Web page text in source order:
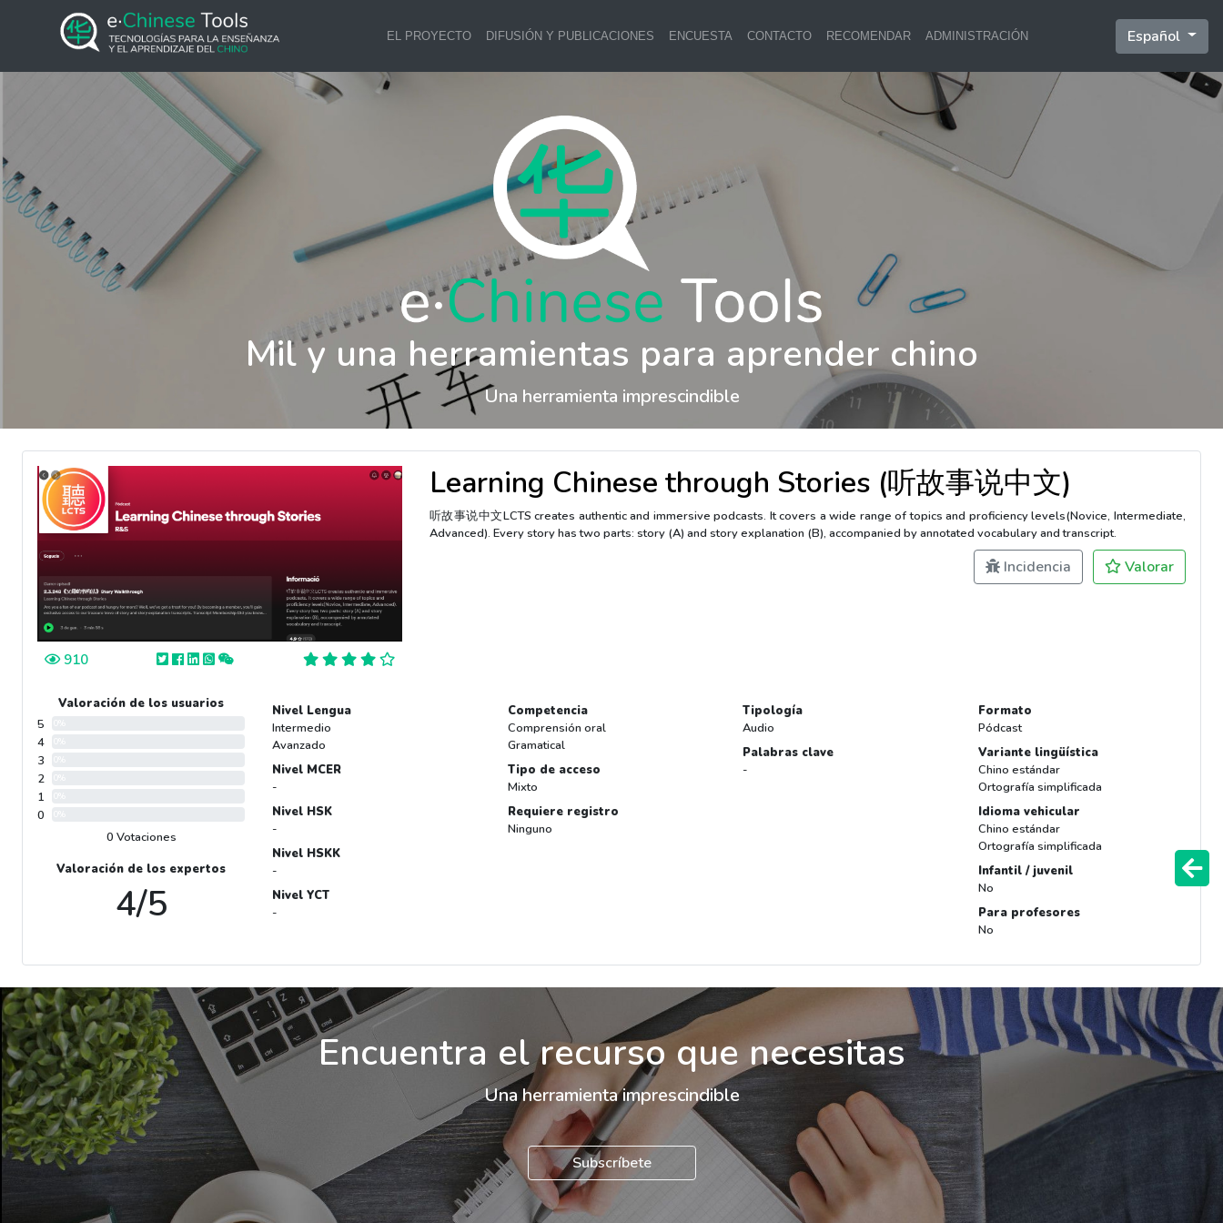
EL PROYECTO DIFUSIÓN Y PUBLICACIONES ENCUESTA CONTACTO RECOMENDAR ADMINISTRACIÓN Español
Mil y una herramientas para aprender chino
Una herramienta imprescindible
910
Learning Chinese through Stories (听故事说中文)
听故事说中文LCTS creates authentic and immersive podcasts. It covers a wide range of topics and proficiency levels(Novice, Intermediate,
Advanced). Every story has two parts: story (A) and story explanation (B), accompanied by annotated vocabulary and transcript.
Incidencia Valorar
Valoración de los usuarios
5
4
3
2
1
0
0 Votaciones
Valoración de los expertos
4/5
Nivel Lengua
Intermedio
Avanzado
Nivel MCER
-
Nivel HSK
-
Nivel HSKK
-
Nivel YCT
-
Competencia
Comprensión oral
Gramatical
Tipo de acceso
Mixto
Requiere registro
Ninguno
Tipología
Audio
Palabras clave
-
Formato
Pódcast
Variante lingüística
Chino estándar
Ortografía simplificada
Idioma vehicular
Chino estándar
Ortografía simplificada
Infantil / juvenil
No
Para profesores
No
Encuentra el recurso que necesitas
Una herramienta imprescindible
Subscríbete